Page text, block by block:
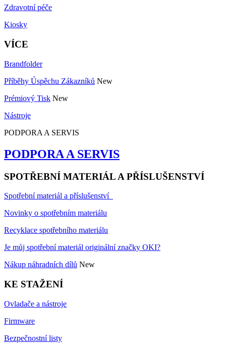
Zdravotní péče
Kiosky
VÍCE
Brandfolder
Příběhy Úspěchu Zákazníků New
Prémiový Tisk New
Nástroje
PODPORA A SERVIS
PODPORA A SERVIS
SPOTŘEBNÍ MATERIÁL A PŘÍSLUŠENSTVÍ
Spotřební materiál a příslušenství
Novinky o spotřebním materiálu
Recyklace spotřebního materiálu
Je můj spotřební materiál originální značky OKI?
Nákup náhradních dílů New
KE STAŽENÍ
Ovladače a nástroje
Firmware
Bezpečnostní listy